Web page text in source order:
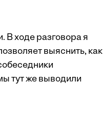
В ходе разговора я
выяснить, как
тут же выводили